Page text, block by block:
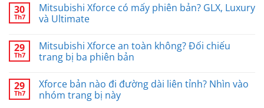
30
Th7
Mitsubishi Xforce có mấy phiên bản? GLX, Luxury
và Ultimate
29
Th7
Mitsubishi Xforce an toàn không? Đối chiếu
trang bị ba phiên bản
29
Th7
Xforce bản nào đi đường dài liên tỉnh? Nhìn vào
nhóm trang bị này